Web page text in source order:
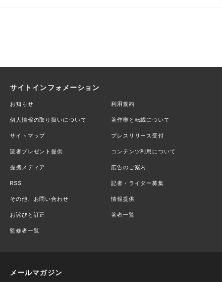
サイトインフォメーション
お知らせ 利用規約
個人情報の取り扱いについて 著作権と転載について
サイトマップ プレスリリース受付
読者プレゼント提供 コンテンツ利用について
提携メディア 広告のご案内
RSS 記者・ライター募集
その他、お問い合わせ 情報提供
お詫びと訂正 著者一覧
監修者一覧
メールマガジン